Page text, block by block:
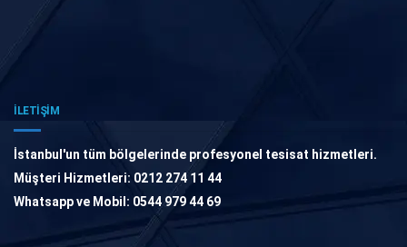
İLETİŞİM
İstanbul'un tüm bölgelerinde profesyonel tesisat hizmetleri.
Müşteri Hizmetleri: 0212 274 11 44
Whatsapp ve Mobil: 0544 979 44 69